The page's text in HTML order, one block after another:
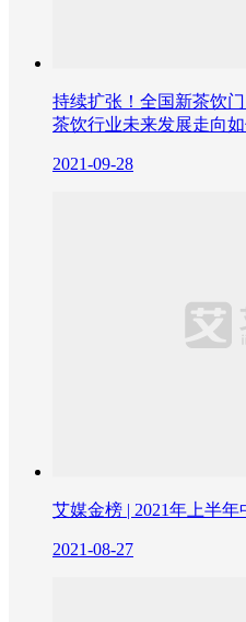
持续扩张！全国新茶饮
茶饮行业未来发展走向如
2021-09-28
艾媒金榜 | 2021年上半
2021-08-27